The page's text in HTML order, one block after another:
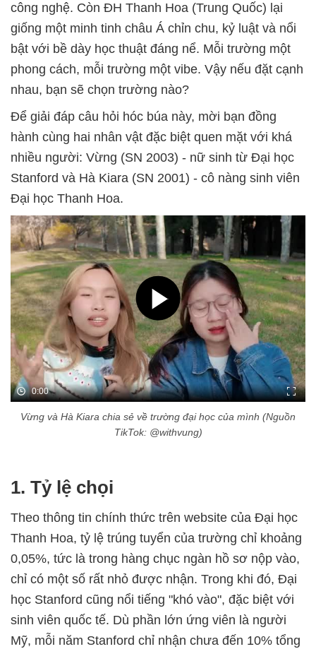
công nghệ. Còn ĐH Thanh Hoa (Trung Quốc) lại
giống một minh tinh châu Á chỉn chu, kỷ luật và nổi
bật với bề dày học thuật đáng nể. Mỗi trường một
phong cách, mỗi trường một vibe. Vậy nếu đặt cạnh
nhau, bạn sẽ chọn trường nào?
Để giải đáp câu hỏi hóc búa này, mời bạn đồng
hành cùng hai nhân vật đặc biệt quen mặt với khá
nhiều người: Vừng (SN 2003) - nữ sinh từ Đại học
Stanford và Hà Kiara (SN 2001) - cô nàng sinh viên
Đại học Thanh Hoa.
0:00
Vừng và Hà Kiara chia sẻ về trường đại học của mình (Nguồn
TikTok: @withvung)
1. Tỷ lệ chọi
Theo thông tin chính thức trên website của Đại học
Thanh Hoa, tỷ lệ trúng tuyển của trường chỉ khoảng
0,05%, tức là trong hàng chục ngàn hồ sơ nộp vào,
chỉ có một số rất nhỏ được nhận. Trong khi đó, Đại
học Stanford cũng nổi tiếng "khó vào", đặc biệt với
sinh viên quốc tế. Dù phần lớn ứng viên là người
Mỹ, mỗi năm Stanford chỉ nhận chưa đến 10% tổng